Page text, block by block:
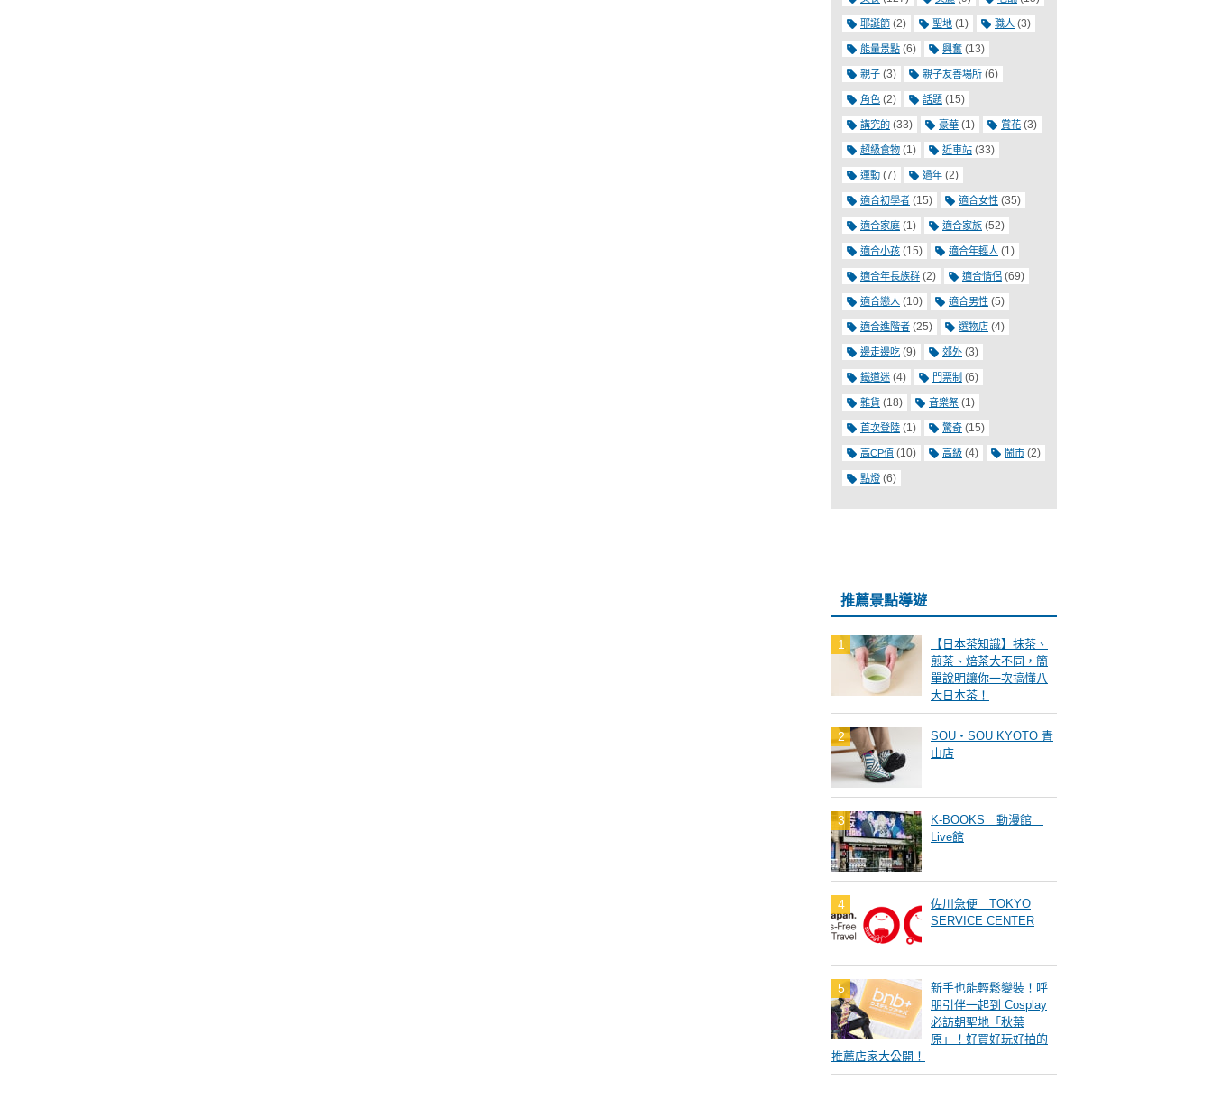
耶誕節 (2) 聖地 (1) 職人 (3)
能量景點 (6) 興奮 (13)
親子 (3) 親子友善場所 (6)
角色 (2) 話題 (15)
講究的 (33) 豪華 (1) 賞花 (3)
超級食物 (1) 近車站 (33)
運動 (7) 過年 (2)
適合初學者 (15) 適合女性 (35)
適合家庭 (1) 適合家族 (52)
適合小孩 (15) 適合年輕人 (1)
適合年長族群 (2) 適合情侶 (69)
適合戀人 (10) 適合男性 (5)
適合進階者 (25) 選物店 (4)
邊走邊吃 (9) 郊外 (3)
鐵道迷 (4) 門票制 (6)
雜貨 (18) 音樂祭 (1)
首次登陸 (1) 驚奇 (15)
高CP值 (10) 高級 (4) 鬧市 (2)
點燈 (6)
推薦景點導遊
【日本茶知識】抹茶、
煎茶、焙茶大不同，簡
單說明讓你一次搞懂八
大日本茶！
SOU・SOU KYOTO 青
山店
K-BOOKS 動漫館
Live館
佐川急便 TOKYO
SERVICE CENTER
新手也能輕鬆變裝！呼
朋引伴一起到 Cosplay
必訪朝聖地「秋葉
原」！好買好玩好拍的
推薦店家大公開！